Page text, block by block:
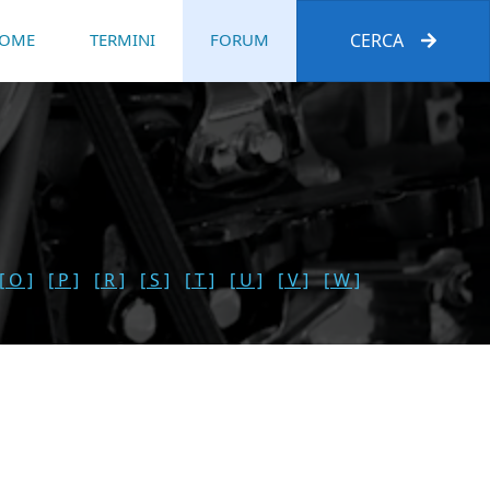
TERMINI FORUM CERCA
[ O ] [ P ] [ R ] [ S ] [ T ] [ U ] [ V ]
[ W ]